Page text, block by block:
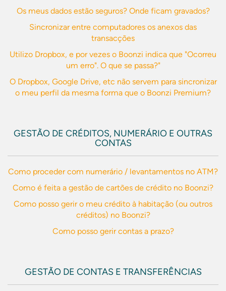
Os meus dados estão seguros? Onde ficam gravados?
Sincronizar entre computadores os anexos das
transacções
Utilizo Dropbox, e por vezes o Boonzi indica que "Ocorreu
um erro". O que se passa?"
O Dropbox, Google Drive, etc não servem para sincronizar
o meu perfil da mesma forma que o Boonzi Premium?
GESTÃO DE CRÉDITOS, NUMERÁRIO E OUTRAS
CONTAS
Como proceder com numerário / levantamentos no ATM?
Como é feita a gestão de cartões de crédito no Boonzi?
Como posso gerir o meu crédito à habitação (ou outros
créditos) no Boonzi?
Como posso gerir contas a prazo?
GESTÃO DE CONTAS E TRANSFERÊNCIAS